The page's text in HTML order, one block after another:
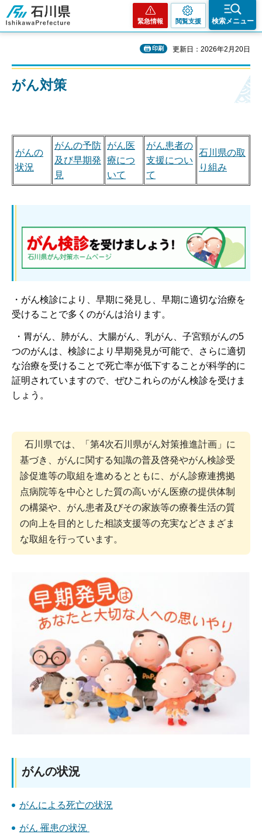
石川県
緊急情報 閲覧支援 検索メニュー
印刷 更新日：2026年2月20日
がん対策
がんの
状況
がんの予防
及び早期発
見
がん医
療につ
いて
がん患者の
支援につい
て
石川県の取
り組み
・がん検診により、早期に発見し、早期に適切な治療を
受けることで多くのがんは治ります。
・胃がん、肺がん、大腸がん、乳がん、子宮頸がんの5
つのがんは、検診により早期発見が可能で、さらに適切
な治療を受けることで死亡率が低下することが科学的に
証明されていますので、ぜひこれらのがん検診を受けま
しょう。
石川県では、「第4次石川県がん対策推進計画」に
基づき、がんに関する知識の普及啓発やがん検診受
診促進等の取組を進めるとともに、がん診療連携拠
点病院等を中心とした質の高いがん医療の提供体制
の構築や、がん患者及びその家族等の療養生活の質
の向上を目的とした相談支援等の充実などさまざま
な取組を行っています。
がんの状況
がんによる死亡の状況
がん 罹患の状況